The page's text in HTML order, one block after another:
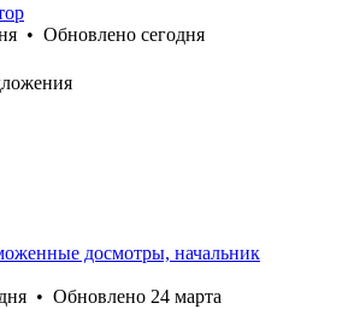
• Обновлено сегодня
досмотры, начальник
• Обновлено 24 марта